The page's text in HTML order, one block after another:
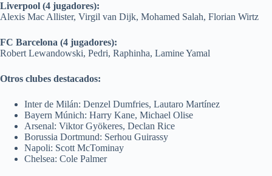
Liverpool (4 jugadores):
Alexis Mac Allister, Virgil van Dijk, Mohamed Salah, Florian Wirtz
FC Barcelona (4 jugadores):
Robert Lewandowski, Pedri, Raphinha, Lamine Yamal
Otros clubes destacados:
Inter de Milán: Denzel Dumfries, Lautaro Martínez
Bayern Múnich: Harry Kane, Michael Olise
Arsenal: Viktor Gyökeres, Declan Rice
Borussia Dortmund: Serhou Guirassy
Napoli: Scott McTominay
Chelsea: Cole Palmer